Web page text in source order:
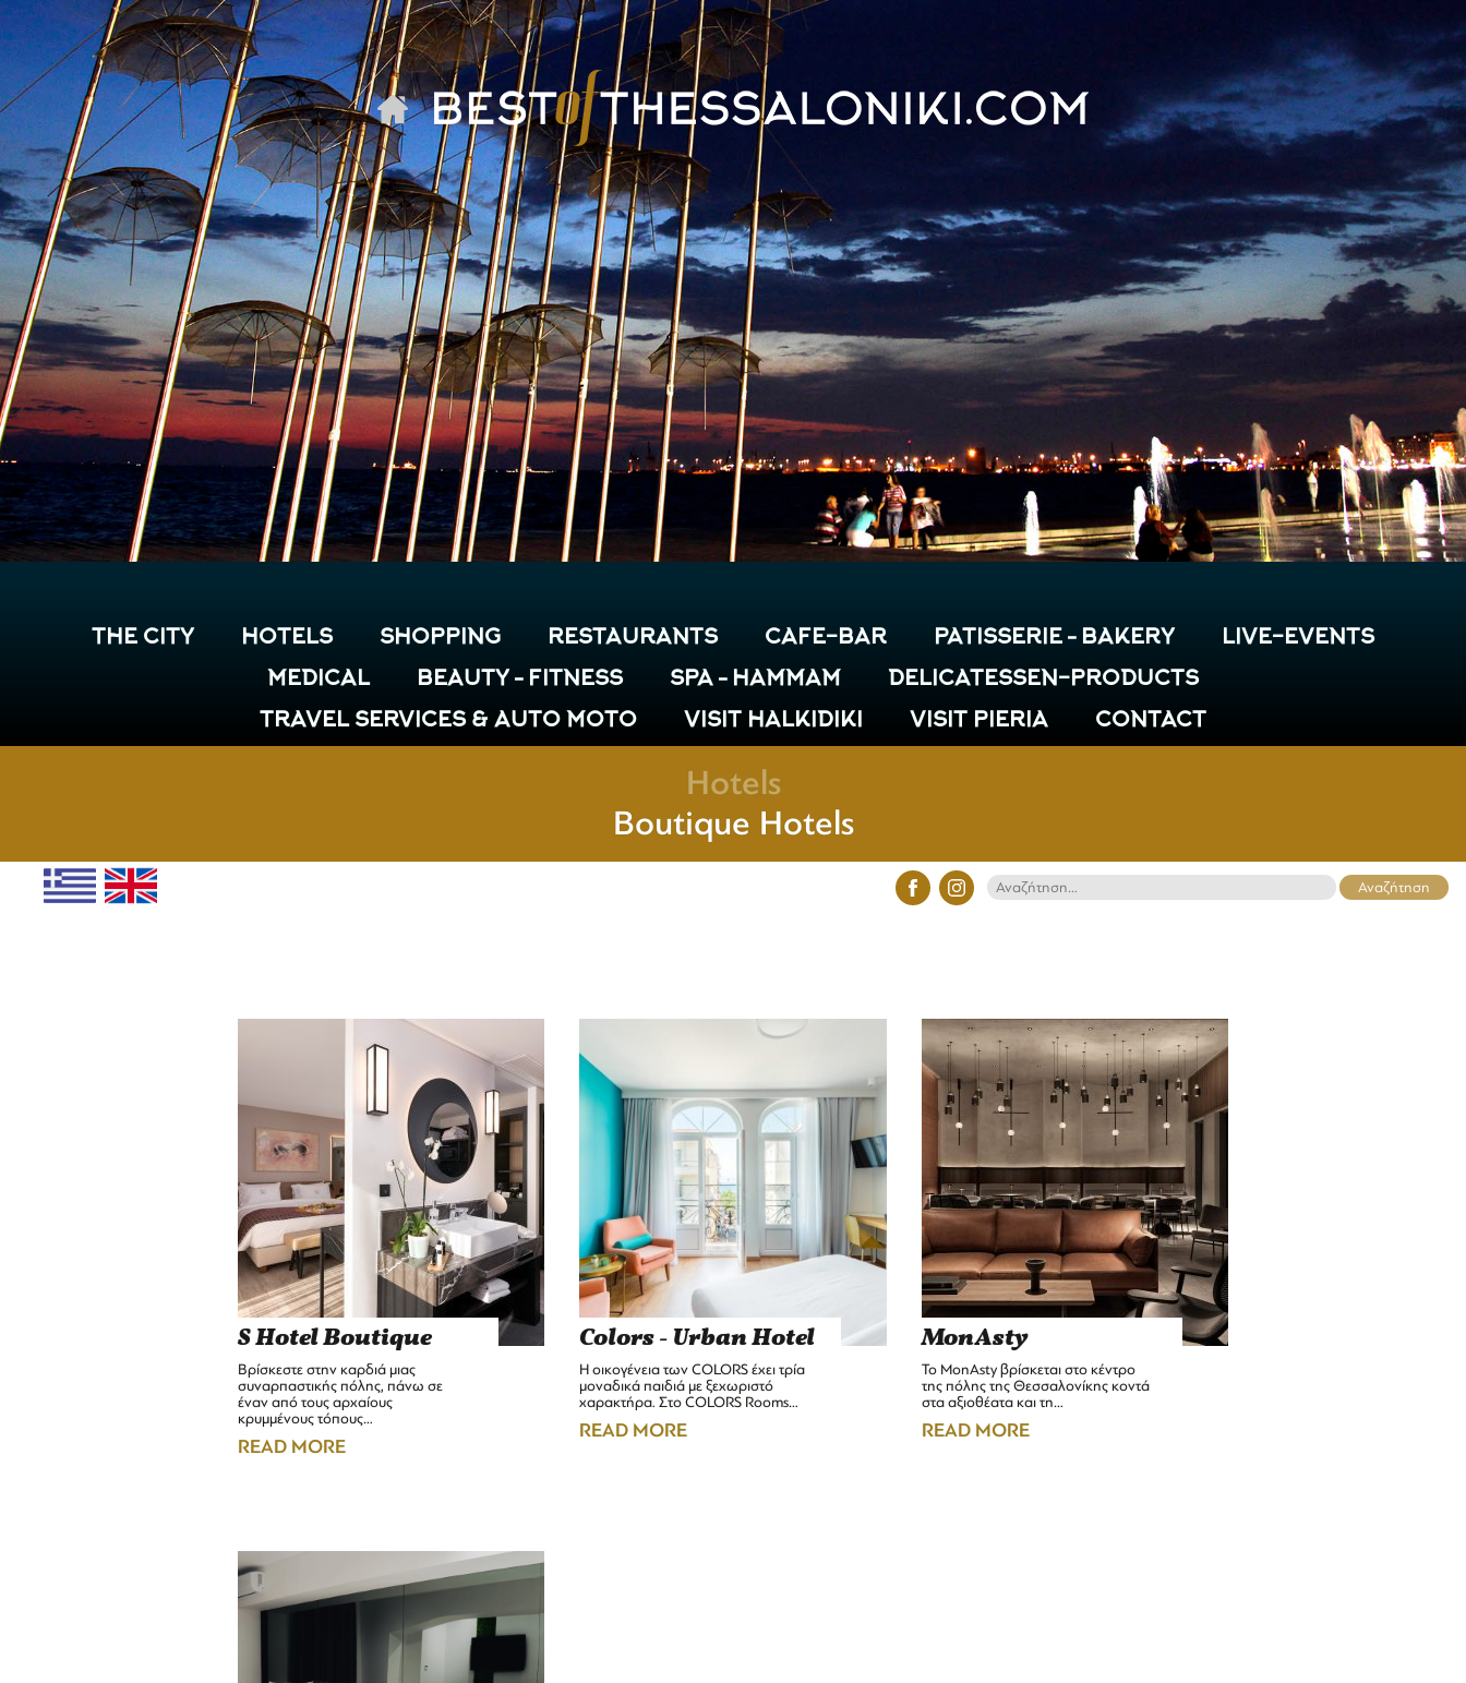
THE CITY HOTELS SHOPPING RESTAURANTS CAFE-BAR PATISSERIE – BAKERY
LIVE-EVENTS
MEDICAL
BEAUTY – FITNESS SPA – HAMMAM
DELICATESSEN-PRODUCTS
TRAVEL SERVICES & AUTO MOTO
VISIT HALKIDIKI VISIT PIERIA CONTACT
Hotels
Boutique Hotels
S Hotel Boutique
Βρίσκεστε στην καρδιά μιας
συναρπαστικής πόλης, πάνω σε
έναν από τους αρχαίους
κρυμμένους τόπους…
READ MORE
Colors - Urban Hotel
Η οικογένεια των COLORS έχει τρία
μοναδικά παιδιά με ξεχωριστό
χαρακτήρα. Στο COLORS Rooms…
READ MORE
MonAsty
Το MonAsty βρίσκεται στο κέντρο
της πόλης της Θεσσαλονίκης κοντά
στα αξιοθέατα και τη…
READ MORE